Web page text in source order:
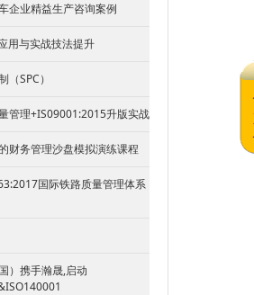
企业精益生产咨询案例
用与实战技法提升
（SPC）
管理+IS09001:2015升版实战
财务管理沙盘模拟演练课程
国际铁路质量管理体系
）携手瀚晟,启动